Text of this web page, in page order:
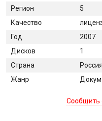
Регион
5
Качество
Год
2007
Дисков
1
Страна
Россия
Жанр
Сообщить